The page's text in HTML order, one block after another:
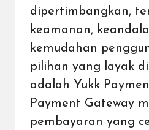
dipertimbangkan,
keamanan,
kemudahan
pilihan yang layak
adalah Yukk
Payment Gateway
pembayaran yang